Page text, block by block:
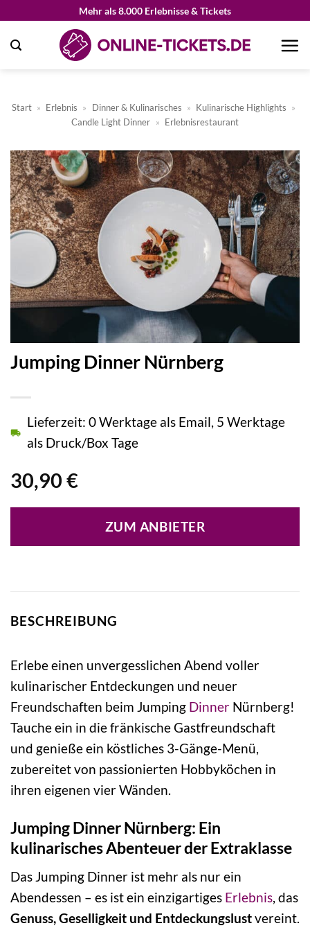
springen
Mehr als 8.000 Erlebnisse & Tickets
Start » Erlebnis » Dinner & Kulinarisches » Kulinarische Highlights »
Candle Light Dinner » Erlebnisrestaurant
Jumping Dinner Nürnberg
30,90 €
Lieferzeit: 0 Werktage als Email, 5 Werktage
als Druck/Box Tage
ZUM ANBIETER
BESCHREIBUNG
Erlebe einen unvergesslichen Abend voller
kulinarischer Entdeckungen und neuer
Freundschaften beim Jumping Dinner Nürnberg!
Tauche ein in die fränkische Gastfreundschaft
und genieße ein köstliches 3-Gänge-Menü,
zubereitet von passionierten Hobbyköchen in
ihren eigenen vier Wänden.
Jumping Dinner Nürnberg: Ein
kulinarisches Abenteuer der Extraklasse
Das Jumping Dinner ist mehr als nur ein
Abendessen – es ist ein einzigartiges Erlebnis , das
Genuss, Geselligkeit und Entdeckungslustvereint.